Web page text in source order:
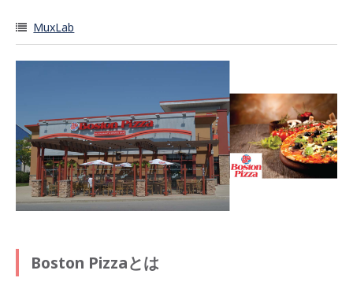
MuxLab
Boston Pizzaとは